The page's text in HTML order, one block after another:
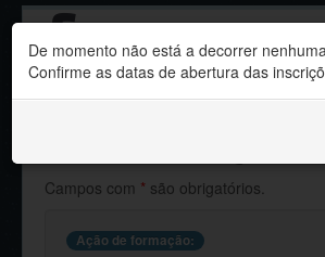
Sindicato dos
Professores da
Campos com * são obrigatórios.
Ação de formação:
De momento não está a decorrer
Confirme as datas de abertura das